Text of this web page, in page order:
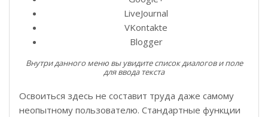
LiveJournal
VKontakte
Blogger
Внутри данного меню вы увидите список диалогов и поле
для ввода текста
Освоиться здесь не составит труда даже самому
неопытному пользователю. Стандартные функции